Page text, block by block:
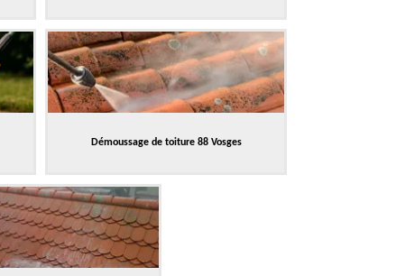
Démoussage de toiture 88 Vosges